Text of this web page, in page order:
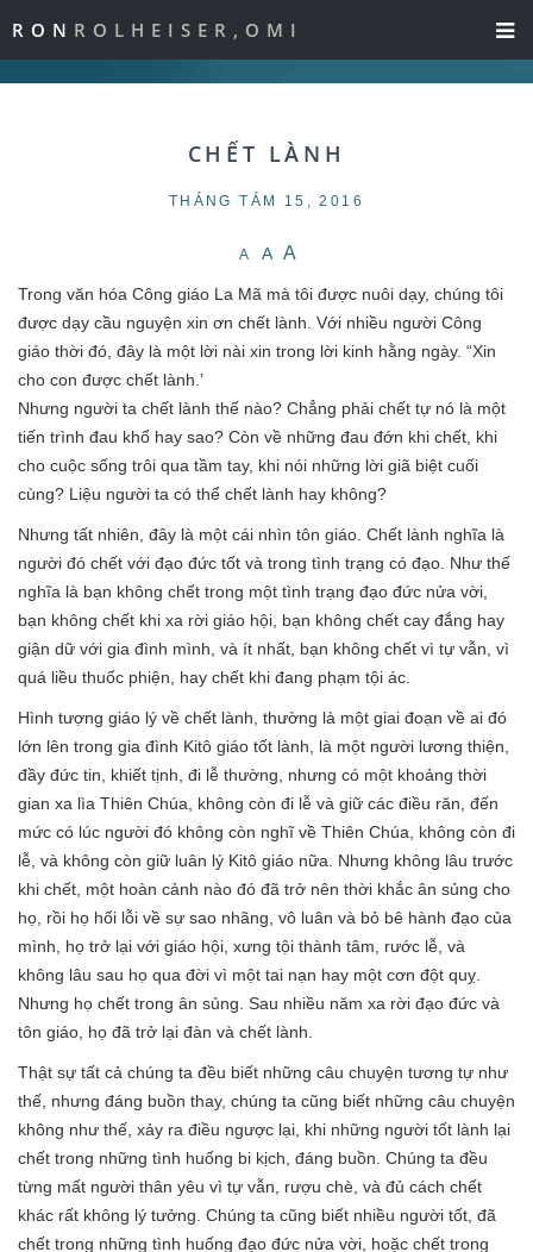
RON ROLHEISER,OMI
CHẾT LÀNH
THÁNG TÁM 15, 2016
A A A
Trong văn hóa Công giáo La Mã mà tôi được nuôi dạy, chúng tôi
được dạy cầu nguyện xin ơn chết lành. Với nhiều người Công
giáo thời đó, đây là một lời nài xin trong lời kinh hằng ngày. “Xin
cho con được chết lành.’
Nhưng người ta chết lành thế nào? Chẳng phải chết tự nó là một
tiến trình đau khổ hay sao? Còn về những đau đớn khi chết, khi
cho cuộc sống trôi qua tầm tay, khi nói những lời giã biệt cuối
cùng? Liệu người ta có thể chết lành hay không?
Nhưng tất nhiên, đây là một cái nhìn tôn giáo. Chết lành nghĩa là
người đó chết với đạo đức tốt và trong tình trạng có đạo. Như thế
nghĩa là bạn không chết trong một tình trạng đạo đức nửa vời,
bạn không chết khi xa rời giáo hội, bạn không chết cay đắng hay
giận dữ với gia đình mình, và ít nhất, bạn không chết vì tự vẫn, vì
quá liều thuốc phiện, hay chết khi đang phạm tội ác.
Hình tượng giáo lý về chết lành, thường là một giai đoạn về ai đó
lớn lên trong gia đình Kitô giáo tốt lành, là một người lương thiện,
đầy đức tin, khiết tịnh, đi lễ thường, nhưng có một khoảng thời
gian xa lìa Thiên Chúa, không còn đi lễ và giữ các điều răn, đến
mức có lúc người đó không còn nghĩ về Thiên Chúa, không còn đi
lễ, và không còn giữ luân lý Kitô giáo nữa. Nhưng không lâu trước
khi chết, một hoàn cảnh nào đó đã trở nên thời khắc ân sủng cho
họ, rồi họ hối lỗi về sự sao nhãng, vô luân và bỏ bê hành đạo của
mình, họ trở lại với giáo hội, xưng tội thành tâm, rước lễ, và
không lâu sau họ qua đời vì một tai nạn hay một cơn đột quỵ.
Nhưng họ chết trong ân sủng. Sau nhiều năm xa rời đạo đức và
tôn giáo, họ đã trở lại đàn và chết lành.
Thật sự tất cả chúng ta đều biết những câu chuyện tương tự như
thế, nhưng đáng buồn thay, chúng ta cũng biết những câu chuyện
không như thế, xảy ra điều ngược lại, khi những người tốt lành lại
chết trong những tình huống bi kịch, đáng buồn. Chúng ta đều
từng mất người thân yêu vì tự vẫn, rượu chè, và đủ cách chết
khác rất không lý tưởng. Chúng ta cũng biết nhiều người tốt, đã
chết trong những tình huống đạo đức nửa vời, hoặc chết trong